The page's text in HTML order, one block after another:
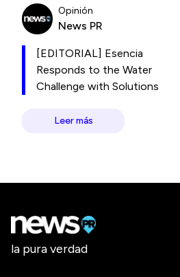
Opinión
News PR
[EDITORIAL] Esencia
Responds to the Water
Challenge with Solutions
Leer más
la pura verdad